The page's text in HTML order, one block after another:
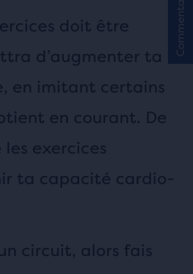
doit être
d’augmenter ta
en imitant certains
en courant. De
exercices
ta capacité cardio-
circuit, alors fais
Commentaires